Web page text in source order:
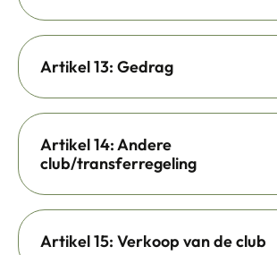
Artikel 13: Gedrag
Artikel 14: Andere
club/transferregeling
Artikel 15: Verkoop van de club